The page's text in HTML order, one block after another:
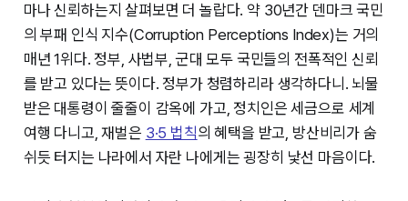
마나 신뢰하는지 살펴보면 더 놀랍다. 약 30년간 덴마크 국민
의 부패 인식 지수(Corruption Perceptions Index)는 거의
매년 1위다. 정부, 사법부, 군대 모두 국민들의 전폭적인 신뢰
를 받고 있다는 뜻이다. 정부가 청렴하리라 생각하다니. 뇌물
받은 대통령이 줄줄이 감옥에 가고, 정치인은 세금으로 세계
여행 다니고, 재벌은 3·5 법칙의 혜택을 받고, 방산비리가 숨
쉬듯 터지는 나라에서 자란 나에게는 굉장히 낯선 마음이다.